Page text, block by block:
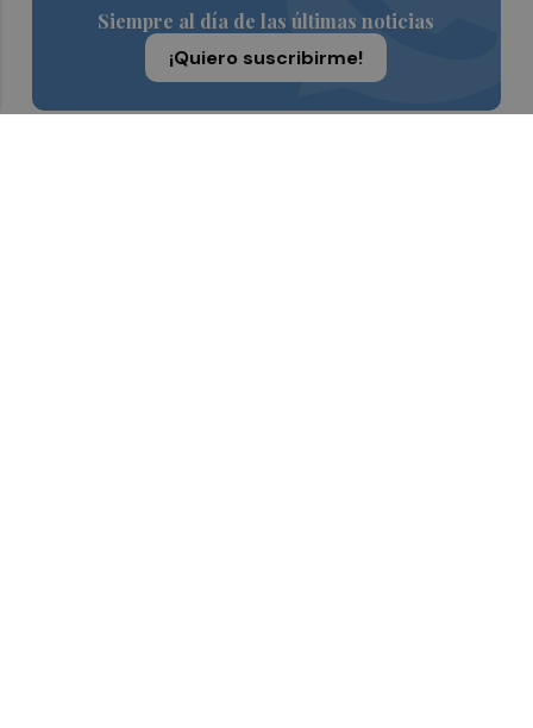
Siempre al día de las últimas noticias
¡Quiero suscribirme!